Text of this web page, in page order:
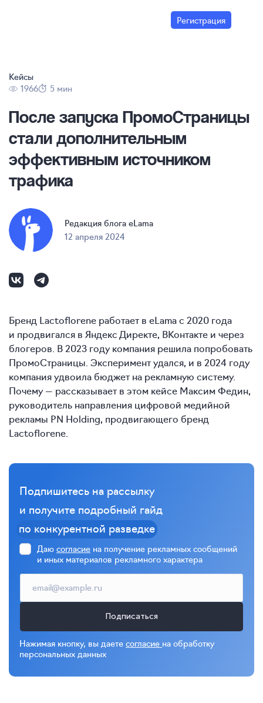
Регистрация
Кейсы
1966
5 мин
После запуска ПромоСтраницы
стали дополнительным
эффективным источником
трафика
Редакция блога eLama
12 апреля 2024
Бренд Lactoflorene работает в eLama с 2020 года
и продвигался в Яндекс Директе, ВКонтакте и через
блогеров. В 2023 году компания решила попробовать
ПромоСтраницы. Эксперимент удался, и в 2024 году
компания удвоила бюджет на рекламную систему.
Почему — рассказывает в этом кейсе Максим Федин,
руководитель направления цифровой медийной
рекламы PN Holding, продвигающего бренд
Lactoflorene.
Подпишитесь на рассылку
и получите подробный гайд
по конкурентной разведке
Даю согласие на получение рекламных сообщений
и иных материалов рекламного характера
Подписаться
Нажимая кнопку, вы даете согласие на обработку
персональных данных